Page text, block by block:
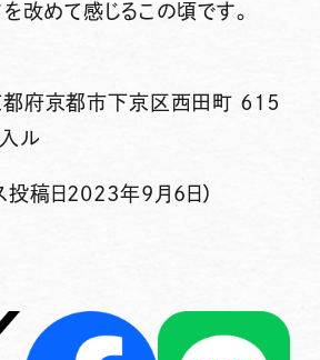
改めて感じるこの頃です。
京都市下京区西田町 ６１５
ル
投稿日2023年9月6日）